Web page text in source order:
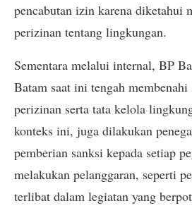
pencabutan izin karena diketahui
perizinan tentang lingkungan.
Sementara melalui internal, BP
Batam saat ini tengah membenahi
perizinan serta tata kelola
konteks ini, juga dilakukan
pemberian sanksi kepada setiap
melakukan pelanggaran, seperti
terlibat dalam legiatan yang